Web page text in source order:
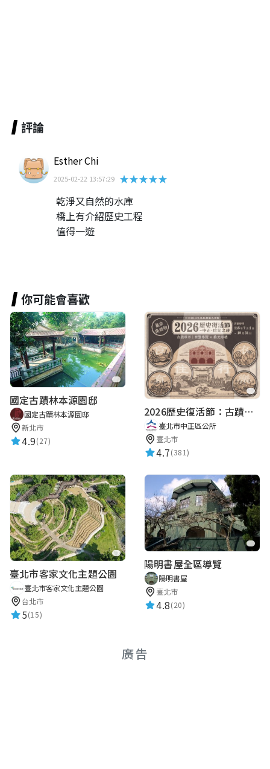
評論
Esther Chi
2025-02-22 13:57:29 ★★★★★
乾淨又自然的水庫
橋上有介紹歷史工程
值得一遊
你可能會喜歡
國定古蹟林本源園邸
國定古蹟林本源園邸
新北市
4.9(27)
2026歷史復活節：古蹟尋章 | 智慧導覽 × 拾光尋禮
臺北市中正區公所
臺北市
4.7(381)
臺北市客家文化主題公園
臺北市客家文化主題公園
台北市
5(15)
陽明書屋全區導覽
陽明書屋
臺北市
4.8(20)
廣告